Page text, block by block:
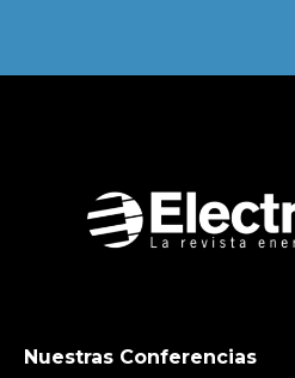
Nuestras Conferencias